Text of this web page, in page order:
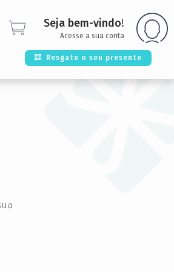
Seja bem-vindo!
Acesse a sua conta
Resgate o seu presente